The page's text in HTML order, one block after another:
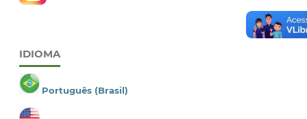
IDIOMA
Português (Brasil)